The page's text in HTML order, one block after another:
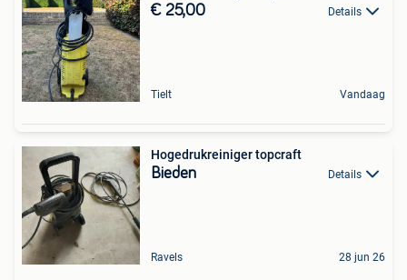
€ 25,00 Details
Tielt Vandaag
Hogedrukreiniger topcraft
Bieden Details
Ravels 28 jun 26